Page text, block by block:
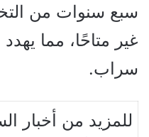
سبع سنوات من
غير متاحًا، مما
سراب.
للمزيد من أخبار